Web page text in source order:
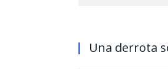
Una derrota